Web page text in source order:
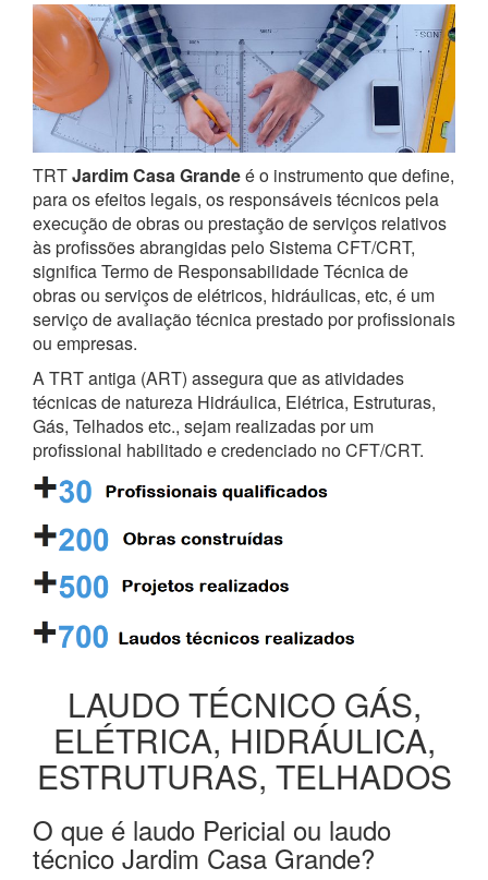
TRTJardim Casa Grandeé o instrumento que define,
para os efeitos legais, os responsáveis técnicos pela
execução de obras ou prestação de serviços relativos
às profissões abrangidas pelo Sistema CFT/CRT,
significa Termo de Responsabilidade Técnica de
obras ou serviços de elétricos, hidráulicas, etc, é um
serviço de avaliação técnica prestado por profissionais
ou empresas.
A TRT antiga (ART) assegura que as atividades
técnicas de natureza Hidráulica, Elétrica, Estruturas,
Gás, Telhados etc., sejam realizadas por um
profissional habilitado e credenciado no CFT/CRT.
LAUDO TÉCNICO GÁS,
ELÉTRICA, HIDRÁULICA,
ESTRUTURAS, TELHADOS
O que é laudo Pericial ou laudo
técnico Jardim Casa Grande?